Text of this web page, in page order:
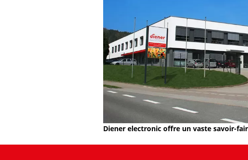
Diener electronic offre un vaste savoir-